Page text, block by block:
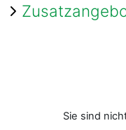
Sie sind